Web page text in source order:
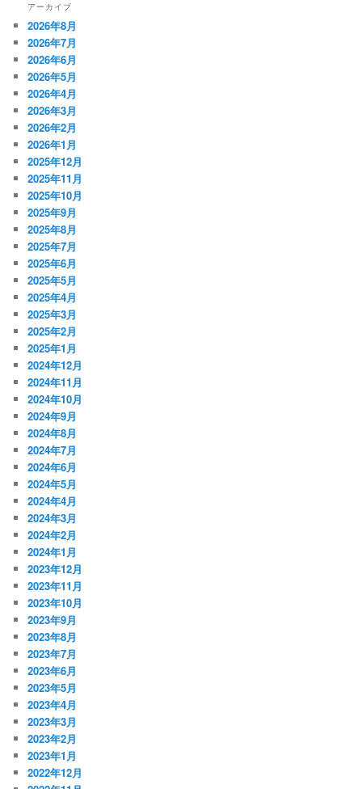
アーカイブ
2026年8月
2026年7月
2026年6月
2026年5月
2026年4月
2026年3月
2026年2月
2026年1月
2025年12月
2025年11月
2025年10月
2025年9月
2025年8月
2025年7月
2025年6月
2025年5月
2025年4月
2025年3月
2025年2月
2025年1月
2024年12月
2024年11月
2024年10月
2024年9月
2024年8月
2024年7月
2024年6月
2024年5月
2024年4月
2024年3月
2024年2月
2024年1月
2023年12月
2023年11月
2023年10月
2023年9月
2023年8月
2023年7月
2023年6月
2023年5月
2023年4月
2023年3月
2023年2月
2023年1月
2022年12月